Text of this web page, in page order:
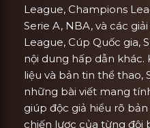
League, Champions
Serie A, NBA, và các
League, Cúp Quốc gia,
nội dung hấp dẫn
liệu và bản tin thể thao,
những bài viết mang
giúp độc giả hiểu rõ
chiến lược của từng đội